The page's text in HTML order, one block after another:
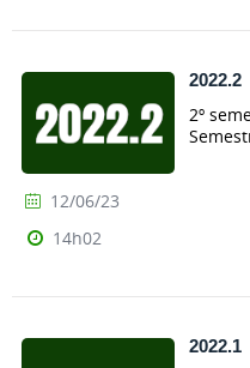
2022.2
2º
12/06/23
14h02
2022.1